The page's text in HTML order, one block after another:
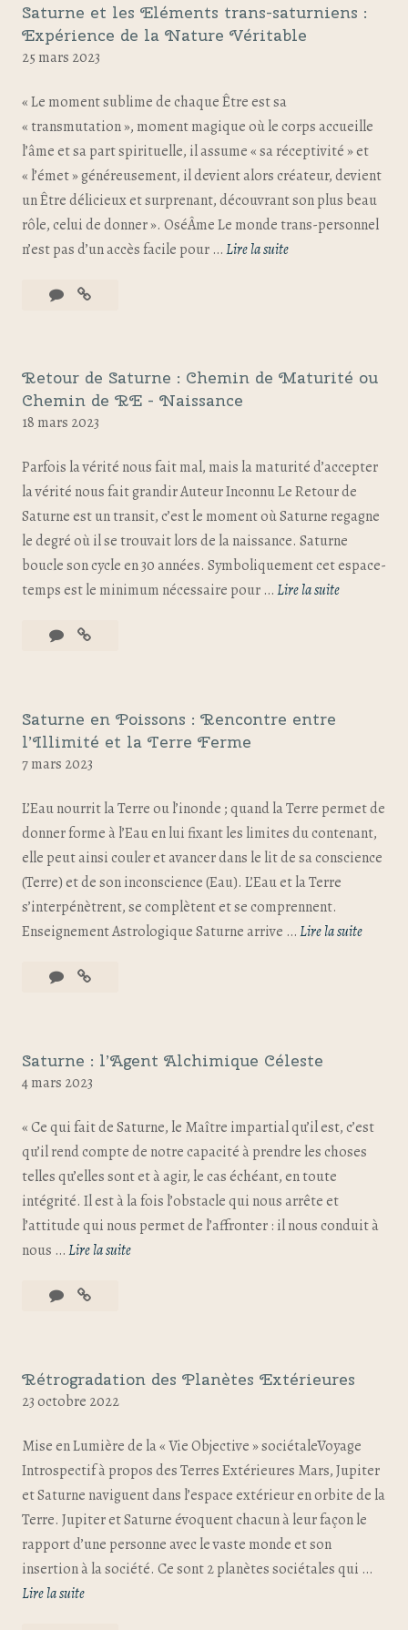
Saturne et les Eléments trans-saturniens :
Expérience de la Nature Véritable
25 mars 2023
« Le moment sublime de chaque Être est sa
« transmutation », moment magique où le corps accueille
l’âme et sa part spirituelle, il assume « sa réceptivité » et
« l’émet » généreusement, il devient alors créateur, devient
un Être délicieux et surprenant, découvrant son plus beau
rôle, celui de donner ». OséÂme Le monde trans-personnel
n’est pas d’un accès facile pour …Lire la suite
Retour de Saturne : Chemin de Maturité ou
Chemin de RE - Naissance
18 mars 2023
Parfois la vérité nous fait mal, mais la maturité d’accepter
la vérité nous fait grandir Auteur Inconnu Le Retour de
Saturne est un transit, c’est le moment où Saturne regagne
le degré où il se trouvait lors de la naissance. Saturne
boucle son cycle en 30 années. Symboliquement cet espace-
temps est le minimum nécessaire pour …Lire la suite
Saturne en Poissons : Rencontre entre
l’Illimité et la Terre Ferme
7 mars 2023
L’Eau nourrit la Terre ou l’inonde ; quand la Terre permet de
donner forme à l’Eau en lui fixant les limites du contenant,
elle peut ainsi couler et avancer dans le lit de sa conscience
(Terre) et de son inconscience (Eau). L’Eau et la Terre
s’interpénètrent, se complètent et se comprennent.
Enseignement Astrologique Saturne arrive …Lire la suite
Saturne : l’Agent Alchimique Céleste
4 mars 2023
« Ce qui fait de Saturne, le Maître impartial qu’il est, c’est
qu’il rend compte de notre capacité à prendre les choses
telles qu’elles sont et à agir, le cas échéant, en toute
intégrité. Il est à la fois l’obstacle qui nous arrête et
l’attitude qui nous permet de l’affronter : il nous conduit à
nous …Lire la suite
Rétrogradation des Planètes Extérieures
23 octobre 2022
Mise en Lumière de la « Vie Objective » sociétaleVoyage
Introspectif à propos des Terres Extérieures Mars, Jupiter
et Saturne naviguent dans l’espace extérieur en orbite de la
Terre. Jupiter et Saturne évoquent chacun à leur façon le
rapport d’une personne avec le vaste monde et son
insertion à la société. Ce sont 2 planètes sociétales qui …
Lire la suite